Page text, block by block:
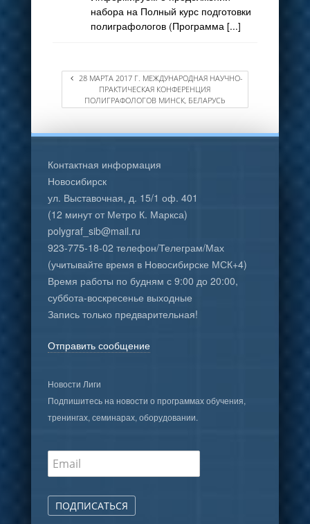
набора на Полный курс подготовки
полиграфологов (Программа [...]
28 МАРТА 2017 Г. МЕЖДУНАРОДНАЯ НАУЧНО-
ПРАКТИЧЕСКАЯ КОНФЕРЕНЦИЯ
ПОЛИГРАФОЛОГОВ МИНСК, БЕЛАРУСЬ
Контактная информация
Новосибирск
ул. Выставочная, д. 15/1 оф. 401
(12 минут от Метро К. Маркса)
polygraf_sib@mail.ru
923-775-18-02 телефон/Телеграм/Мах
(учитывайте время в Новосибирске МСК+4)
Время работы по будням с 9:00 до 20:00,
суббота-воскресенье выходные
Запись только предварительная!
Отправить сообщение
Новости Лиги
Подпишитесь на новости о программах обучения,
тренингах, семинарах, оборудовании.
ПОДПИСАТЬСЯ